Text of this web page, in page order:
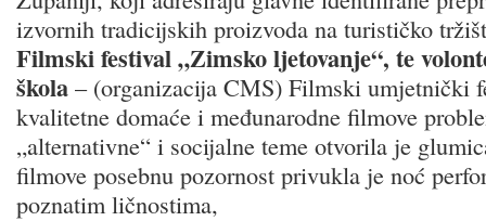
izvornih tradicijskih proizvoda na turističko
Filmski festival „Zimsko ljetovanje“, te
škola – (organizacija CMS) Filmski umjetnički
kvalitetne domaće i međunarodne filmove
„alternativne“ i socijalne teme otvorila je
filmove posebnu pozornost privukla je noć
poznatim ličnostima,